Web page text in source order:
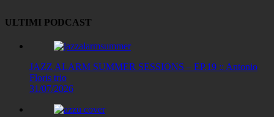
ULTIMI PODCAST
JAZZ ALARM SUMMER SESSIONS – EP.19 :: Antonio
Floris trio
31/07/2026